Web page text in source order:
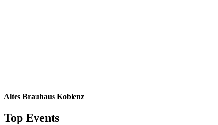
Altes Brauhaus Koblenz
Top Events